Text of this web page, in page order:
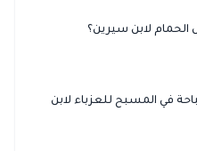
لابن سيرين؟
في المسبح للعزباء لابن